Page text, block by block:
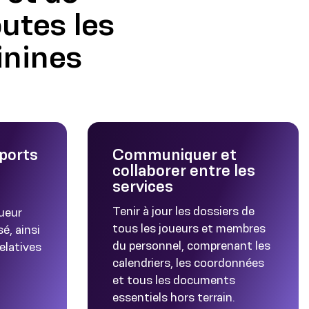
les
ainsi
Communiquer et
collaborer entre les
services
Tenir à jour les dossiers de
tous les joueurs et membres
du personnel, comprenant les
calendriers, les coordonnées
et tous les documents
essentiels hors terrain.